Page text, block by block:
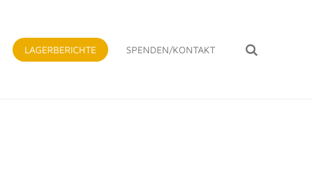
LAGERBERICHTE SPENDEN/KONTAKT